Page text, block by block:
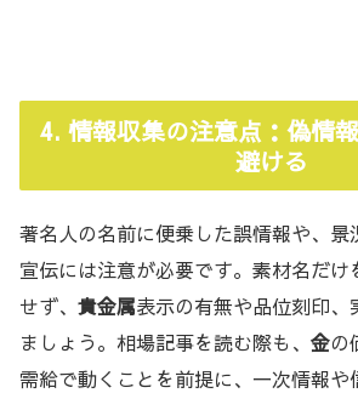
4. 情報収集の注意点：偽情
避ける
著名人の名前に便乗した誤情報や、景
宣伝には注意が必要です。素材名だけ
せず、 貴金属表示の有無や品位刻印、
ましょう。相場記事を読む際も、 金の
需給で動くことを前提に、一次情報や